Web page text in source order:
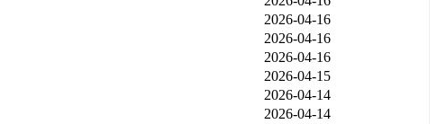
2026-04-16
2026-04-16
2026-04-16
2026-04-15
2026-04-14
2026-04-14